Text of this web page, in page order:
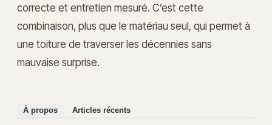
correcte et entretien mesuré. C’est cette
combinaison, plus que le matériau seul, qui permet à
une toiture de traverser les décennies sans
mauvaise surprise.
À propos Articles récents